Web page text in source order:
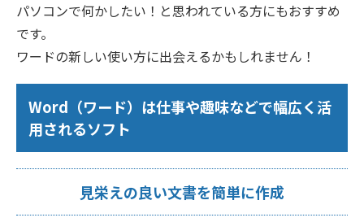
パソコンで何かしたい！と思われている方にもおすすめ
です。
ワードの新しい使い方に出会えるかもしれません！
Word（ワード）は仕事や趣味などで幅広く活
用されるソフト
見栄えの良い文書を簡単に作成